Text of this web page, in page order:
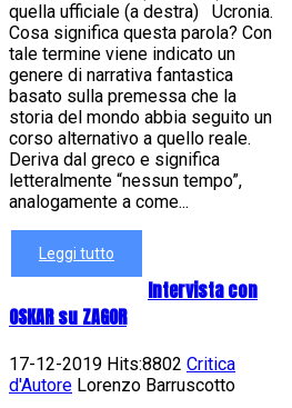
quella ufficiale (a destra) Ucronia.
Cosa significa questa parola? Con
tale termine viene indicato un
genere di narrativa fantastica
basato sulla premessa che la
storia del mondo abbia seguito un
corso alternativo a quello reale.
Deriva dal greco e significa
letteralmente “nessun tempo”,
analogamente a come...
Leggi tutto
Intervista con
OSKAR su ZAGOR
17-12-2019 Hits:8802 Critica
d'Autore Lorenzo Barruscotto